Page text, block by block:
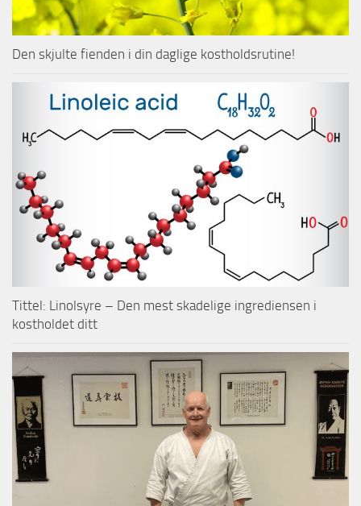
Den skjulte fienden i din daglige kostholdsrutine!
Tittel: Linolsyre – Den mest skadelige ingrediensen i
kostholdet ditt